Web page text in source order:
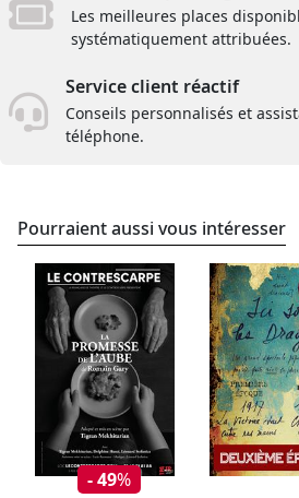
Les meilleures places
systématiquement attribuées.
Service client réactif
Conseils personnalisés et
téléphone.
Pourraient aussi vous intéresser
- 49%